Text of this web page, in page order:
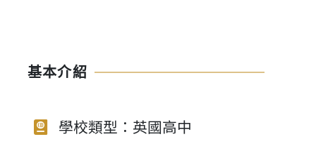
基本介紹
學校類型：英國高中